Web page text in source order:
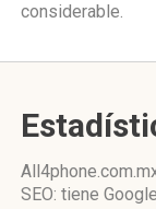
considerable.
SEO: tiene